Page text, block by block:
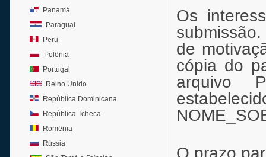
Panamá
Paraguai
Peru
Polônia
Portugal
Reino Unido
República Dominicana
República Tcheca
Romênia
Rússia
Os
de
cópia do
arquivo
O prazo